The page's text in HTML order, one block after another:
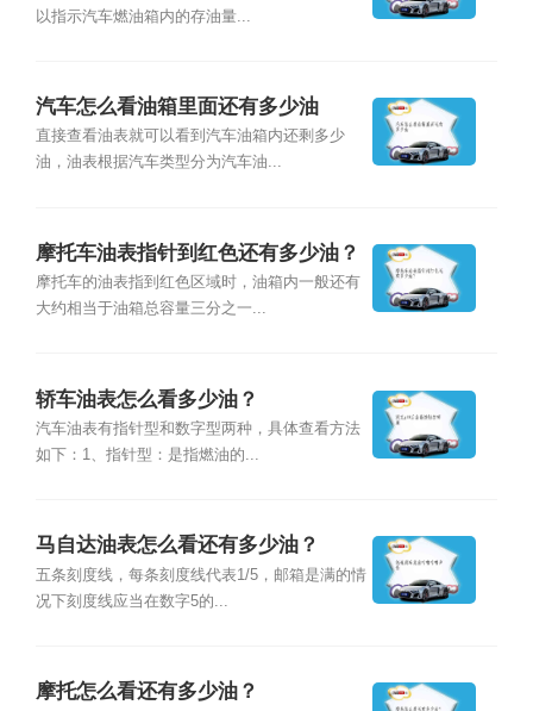
以指示汽车燃油箱内的存油量...
汽车怎么看油箱里面还有多少油
直接查看油表就可以看到汽车油箱内还剩多少
油，油表根据汽车类型分为汽车油...
摩托车油表指针到红色还有多少油？
摩托车的油表指到红色区域时，油箱内一般还有
大约相当于油箱总容量三分之一...
轿车油表怎么看多少油？
汽车油表有指针型和数字型两种，具体查看方法
如下：1、指针型：是指燃油的...
马自达油表怎么看还有多少油？
五条刻度线，每条刻度线代表1/5，邮箱是满的情
况下刻度线应当在数字5的...
摩托怎么看还有多少油？